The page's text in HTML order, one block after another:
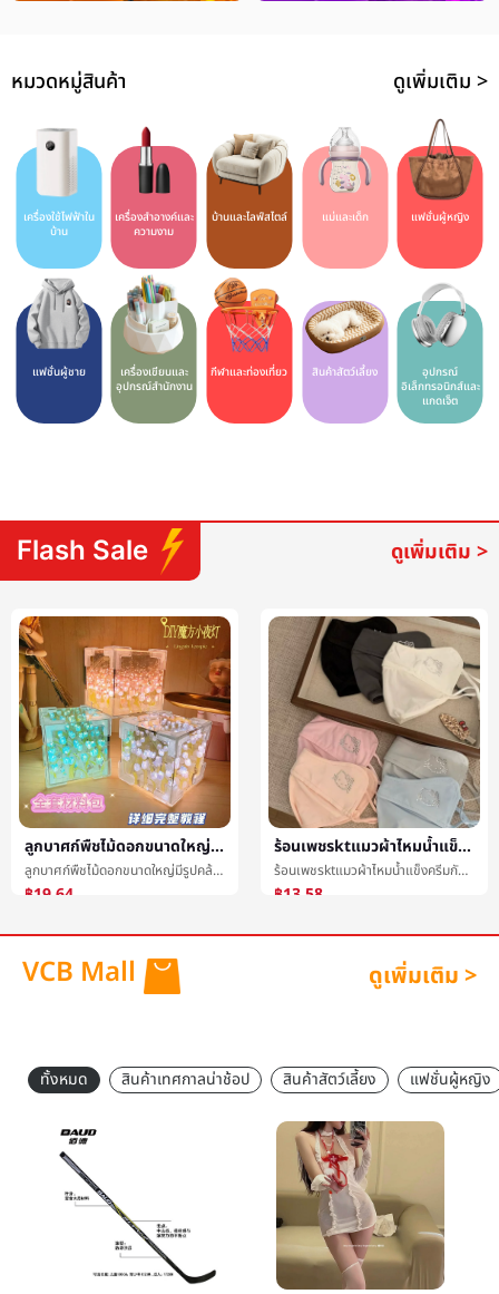
หมวดหมู่สินค้า ดูเพิ่มเติม >
เครื่องใช้ไฟฟ้าใน
บ้าน
เครื่องสำอางค์และ
ความงาม
บ้านและไลฟ์สไตล์ แม่และเด็ก แฟชั่นผู้หญิง
แฟชั่นผู้ชาย
เครื่องเขียนและ
อุปกรณ์สำนักงาน
กีฬาและท่องเที่ยว สินค้าสัตว์เลี้ยง
อุปกรณ์
อิเล็กทรอนิกส์และ
แกดเจ็ต
Flash Sale ดูเพิ่มเติม >
ลูกบาศก์พืชไม้ดอกขนาดใหญ่มีรูปคล้ายถ้วยหรือระฆังเทียนจุดนอนหรือโคมสำหรับจุดนอนDIYสีแดงหนังสือด้วยย่อหน้าลูกบาศก์เทียนจุดนอนหรือโคมสำหรับจุดนอนความคิดสร้างสรรค์ของขวัญลูกบาศก์เทียนจุดนอนหรือโคมสำหรับจุดนอน
ลูกบาศก์พืชไม้ดอกขนาดใหญ่มีรูปคล้ายถ้วยหรือระฆังเทียนจุดนอนหรือโคมสำหรับจุดนอนDIYสีแดงหนังสือด้วยย่อหน้าลูกบาศก์เทียนจุดนอนหรือโคมสำหรับจุดนอนความคิดสร้างสรรค์ของขวัญลูกบาศก์เทียนจุดนอนหรือโคมสำหรับจุดนอน
฿19.64
ร้อนเพชรktแมวผ้าไหมน้ำแข็งครีมกันแดดระบายอากาศได้ดีป้องกันCanthusมาสก์หญิงฤดูร้อนสูงสีมูลค่าต่อต้านอัลตราไวโอเลตร่มเงาหน้ากาก
ร้อนเพชรktแมวผ้าไหมน้ำแข็งครีมกันแดดระบายอากาศได้ดีป้องกันCanthusมาสก์หญิงฤดูร้อนสูงสีมูลค่าต่อต้านอัลตราไวโอเลตร่มเงาหน้ากาก
฿13.58
VCB Mall ดูเพิ่มเติม >
ทั้งหมด สินค้าเทศกาลน่าช้อป สินค้าสัตว์เลี้ยง แฟชั่นผู้หญิง